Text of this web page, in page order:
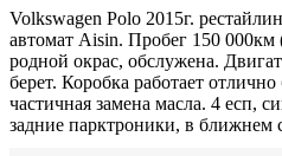
Volkswagen Polo 2015г.
автомат Aisin. Пробег 150
родной окрас, обслужена.
берет. Коробка работает
частичная замена масла. 4 есп,
задние парктроники, в ближнем